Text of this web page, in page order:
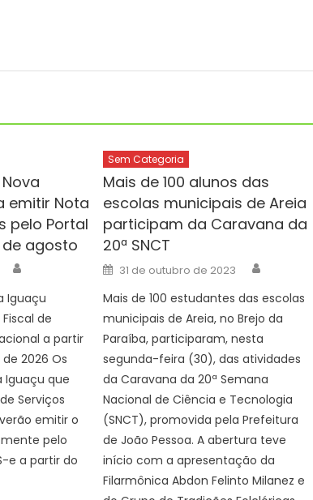
emitir Nota
pelo Portal
agosto
Iguaçu
de
a partir
2026 Os
Iguaçu que
Serviços
emitir o
pelo
e a partir do
Sem Categoria
Mais de 100 alunos das
escolas municipais de Areia
participam da Caravana da
20ª SNCT
Posted
on
31 de outubro de 2023
Mais de 100 estudantes das escolas
municipais de Areia, no Brejo da
Paraíba, participaram, nesta
segunda-feira (30), das atividades
da Caravana da 20ª Semana
Nacional de Ciência e Tecnologia
(SNCT), promovida pela Prefeitura
de João Pessoa. A abertura teve
início com a apresentação da
Filarmônica Abdon Felinto Milanez e